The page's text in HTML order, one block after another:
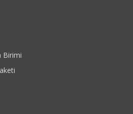
Birimi